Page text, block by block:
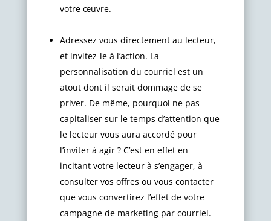
votre œuvre.
Adressez vous directement au lecteur,
et invitez-le à l’action. La
personnalisation du courriel est un
atout dont il serait dommage de se
priver. De même, pourquoi ne pas
capitaliser sur le temps d’attention que
le lecteur vous aura accordé pour
l’inviter à agir ? C’est en effet en
incitant votre lecteur à s’engager, à
consulter vos offres ou vous contacter
que vous convertirez l’effet de votre
campagne de marketing par courriel.